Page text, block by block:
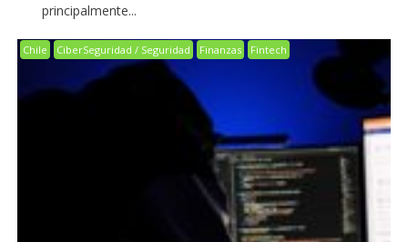
principalmente...
Chile CiberSeguridad / Seguridad Finanzas Fintech